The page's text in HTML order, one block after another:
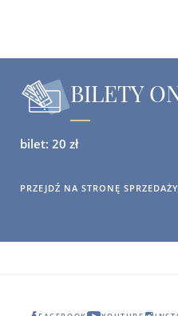
BILETY
bilet: 20 zł
PRZEJDŹ NA STRONĘ